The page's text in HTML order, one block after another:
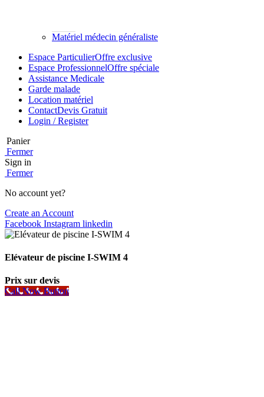
Matériel médecin généraliste
Espace ParticulierOffre exclusive
Espace ProfessionnelOffre spéciale
Assistance Medicale
Garde malade
Location matériel
ContactDevis Gratuit
Login / Register
Panier
Fermer
Sign in
Fermer
No account yet?
Create an Account
Facebook Instagram linkedin
Elévateur de piscine I-SWIM 4
Prix sur devis
Call Now Button